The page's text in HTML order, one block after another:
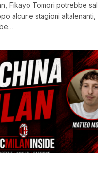
Fikayo Tomori potrebbe
alcune stagioni altalenanti,